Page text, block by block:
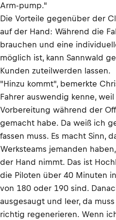
Arm-pump."
Die Vorteile gegenüber der
auf der Hand: Während die
brauchen und eine
möglich ist, kann Sannwald
Kunden zuteilwerden lassen.
"Hinzu kommt", bemerkte
Fahrer auswendig kenne,
Vorbereitung während der
gemacht habe. Da weiß ich
fassen muss. Es macht Sinn,
Werksteams jemanden
der Hand nimmt. Das ist
die Piloten über 40 Minuten
von 180 oder 190 sind.
ausgesaugt und leer, da
richtig regenerieren. Wenn